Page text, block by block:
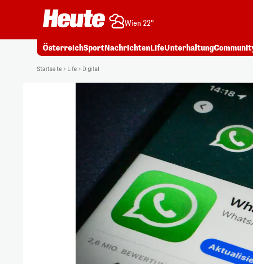
Wien 22°
ÖsterreichSportNachrichtenLifeUnterhaltung
Startseite Life Digital